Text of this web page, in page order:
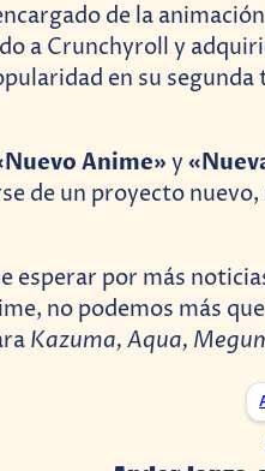
de la
a Crunchyroll y
en su segunda
Anime» y
de un proyecto
esperar por más
no podemos más
Kazuma, Aqua,